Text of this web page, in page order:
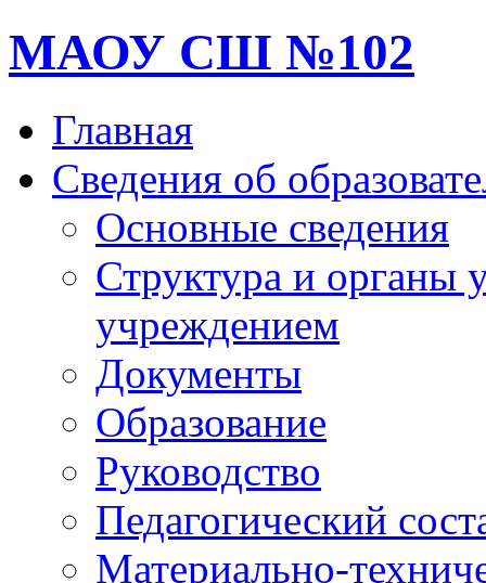
МАОУ СШ №102
Главная
Сведения об
Основные сведения
Структура и органы
учреждением
Документы
Образование
Руководство
Педагогический
Материально-